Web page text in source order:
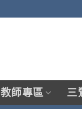
教師專區 三